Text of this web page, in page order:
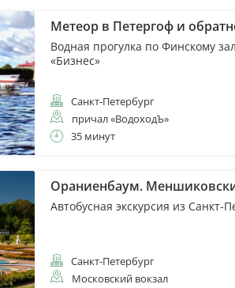
Метеор в Петергоф и
Водная прогулка по Финскому
«Бизнес»
Санкт-Петербург
причал «ВодоходЪ»
35 минут
Ораниенбаум.
Автобусная экскурсия из
Санкт-Петербург
Московский вокзал